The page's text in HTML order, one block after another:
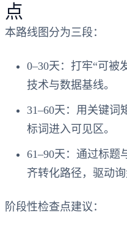
点
本路线图分为三段：
0–30天：打牢“可被
技术与数据基线。
31–60天：用关键词
标词进入可见区。
61–90天：通过标题
齐转化路径，驱动询
阶段性检查点建议：